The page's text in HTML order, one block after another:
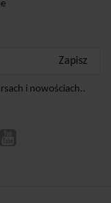
i nowościach..